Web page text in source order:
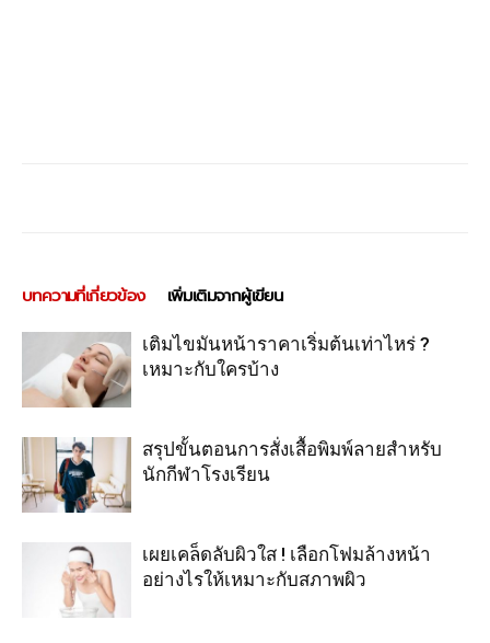
บทความที่เกี่ยวข้อง เพิ่มเติมจากผู้เขียน
เติมไขมันหน้าราคาเริ่มต้นเท่าไหร่ ?
เหมาะกับใครบ้าง
สรุปขั้นตอนการสั่งเสื้อพิมพ์ลายสำหรับ
นักกีฬาโรงเรียน
เผยเคล็ดลับผิวใส ! เลือกโฟมล้างหน้า
อย่างไรให้เหมาะกับสภาพผิว